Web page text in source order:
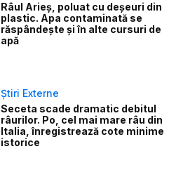
Râul Arieș, poluat cu deșeuri din
plastic. Apa contaminată se
răspândește și în alte cursuri de
apă
Știri Externe
Seceta scade dramatic debitul
râurilor. Po, cel mai mare râu din
Italia, înregistrează cote minime
istorice